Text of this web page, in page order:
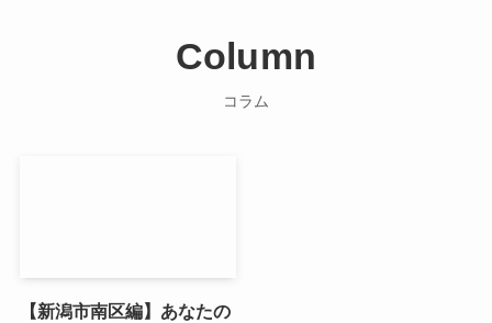
Column
コラム
【新潟市南区編】あなたの